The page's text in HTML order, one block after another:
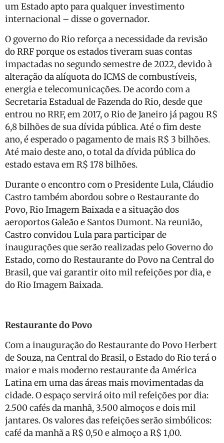
um Estado apto para qualquer investimento
internacional – disse o governador.
O governo do Rio reforça a necessidade da revisão
do RRF porque os estados tiveram suas contas
impactadas no segundo semestre de 2022, devido à
alteração da alíquota do ICMS de combustíveis,
energia e telecomunicações. De acordo com a
Secretaria Estadual de Fazenda do Rio, desde que
entrou no RRF, em 2017, o Rio de Janeiro já pagou R$
6,8 bilhões de sua dívida pública. Até o fim deste
ano, é esperado o pagamento de mais R$ 3 bilhões.
Até maio deste ano, o total da dívida pública do
estado estava em R$ 178 bilhões.
Durante o encontro com o Presidente Lula, Cláudio
Castro também abordou sobre o Restaurante do
Povo, Rio Imagem Baixada e a situação dos
aeroportos Galeão e Santos Dumont. Na reunião,
Castro convidou Lula para participar de
inaugurações que serão realizadas pelo Governo do
Estado, como do Restaurante do Povo na Central do
Brasil, que vai garantir oito mil refeições por dia, e
do Rio Imagem Baixada.
Restaurante do Povo
Com a inauguração do Restaurante do Povo Herbert
de Souza, na Central do Brasil, o Estado do Rio terá o
maior e mais moderno restaurante da América
Latina em uma das áreas mais movimentadas da
cidade. O espaço servirá oito mil refeições por dia:
2.500 cafés da manhã, 3.500 almoços e dois mil
jantares. Os valores das refeições serão simbólicos:
café da manhã a R$ 0,50 e almoço a R$ 1,00.